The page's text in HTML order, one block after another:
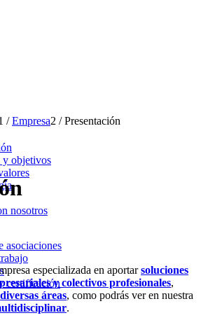
y objetivos
nosotros
asociaciones
certificación
/ Empresa2 / Presentación
especializada en aportarsoluciones
y colectivos profesionales,
diversas áreas, como podrás ver en nuestra
.